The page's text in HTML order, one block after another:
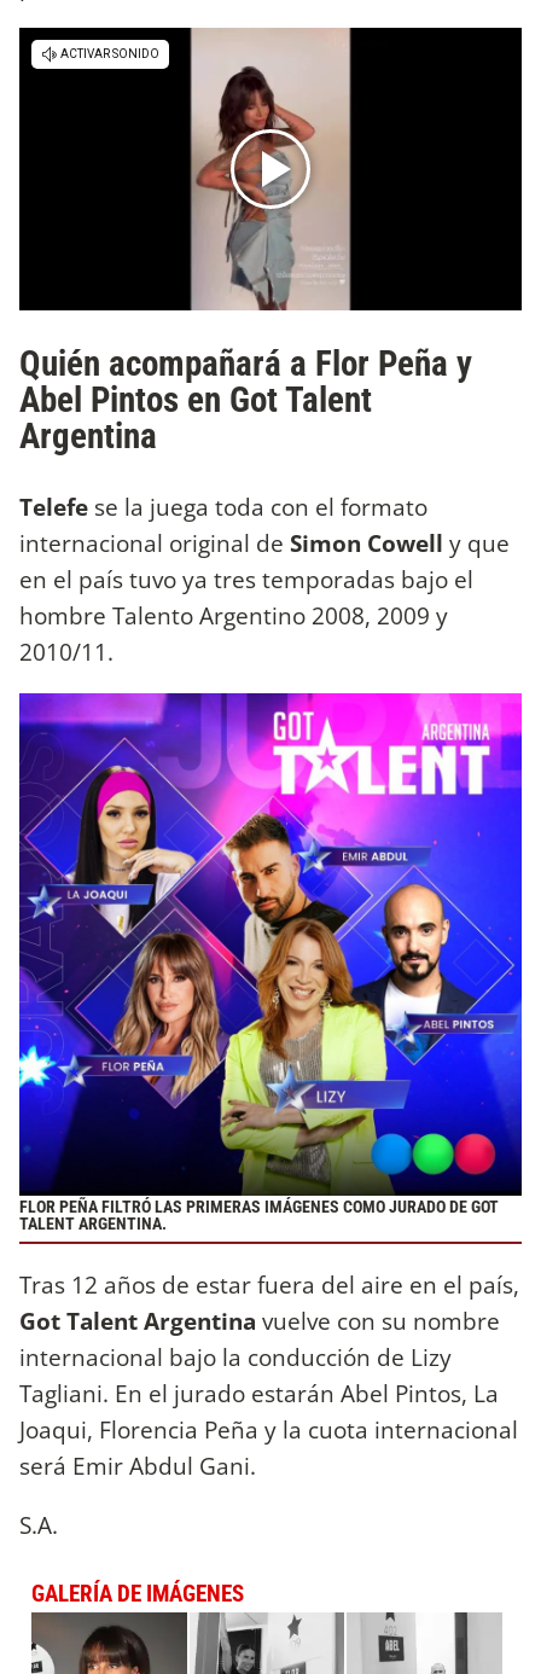
Quién acompañará a Flor Peña y
Abel Pintos en Got Talent
Argentina
Telefe se la juega toda con el formato
internacional original de Simon Cowell y que
en el país tuvo ya tres temporadas bajo el
hombre Talento Argentino 2008, 2009 y
2010/11.
FLOR PEÑA FILTRÓ LAS PRIMERAS IMÁGENES COMO JURADO DE GOT
TALENT ARGENTINA.
Tras 12 años de estar fuera del aire en el país,
Got Talent Argentina vuelve con su nombre
internacional bajo la conducción de Lizy
Tagliani. En el jurado estarán Abel Pintos, La
Joaqui, Florencia Peña y la cuota internacional
será Emir Abdul Gani.
S.A.
GALERÍA DE IMÁGENES